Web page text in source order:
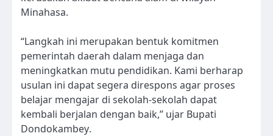
Minahasa.
“Langkah ini merupakan bentuk komitmen
pemerintah daerah dalam menjaga dan
meningkatkan mutu pendidikan. Kami berharap
usulan ini dapat segera direspons agar proses
belajar mengajar di sekolah-sekolah dapat
kembali berjalan dengan baik,” ujar Bupati
Dondokambey.